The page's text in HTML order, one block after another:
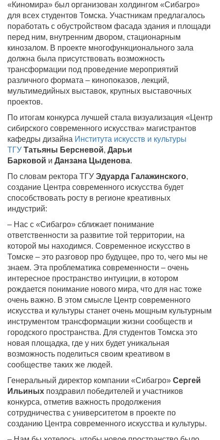
«Киномира» был организован холдингом «Сибагро»
для всех студентов Томска. Участникам предлагалось
поработать с обустройством фасада здания и площади
перед ним, внутренним двором, стационарным
кинозалом. В проекте многофункционального зала
должна была присутствовать возможность
трансформации под проведение мероприятий
различного формата – кинопоказов, лекций,
мультимедийных выставок, крупных выставочных
проектов.
По итогам конкурса лучшей стала визуализация «Центр
сибирского современного искусства» магистрантов
кафедры дизайна Института искусств и культуры
ТГУ Татьяны Берсневой, Дарьи
Барковой и Данзана Цыденова.
По словам ректора ТГУ Эдуарда Галажинского,
создание Центра современного искусства будет
способствовать росту в регионе креативных
индустрий:
– Нас с «Сибагро» сближает понимание
ответственности за развитие той территории, на
которой мы находимся. Современное искусство в
Томске – это разговор про будущее, про то, чего мы не
знаем. Эта проблематика современности – очень
интересное пространство интуиции, в котором
рождается понимание нового мира, что для нас тоже
очень важно. В этом смысле Центр современного
искусства и культуры станет очень мощным культурным
инструментом трансформации жизни сообществ и
городского пространства. Для студентов Томска это
новая площадка, где у них будет уникальная
возможность поделиться своим креативом в
сообществе таких же людей.
Генеральный директор компании «Сибагро» Сергей
Ильиных поздравил победителей и участников
конкурса, отметив важность продолжения
сотрудничества с университетом в проекте по
созданию Центра современного искусства и культуры.